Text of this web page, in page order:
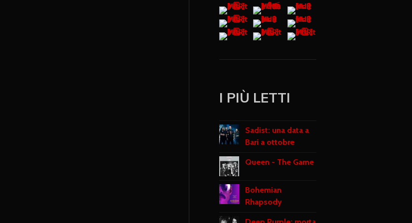
I PIÙ LETTI
Sadist: una data a
Bari a ottobre
Queen - The Game
Bohemian
Rhapsody